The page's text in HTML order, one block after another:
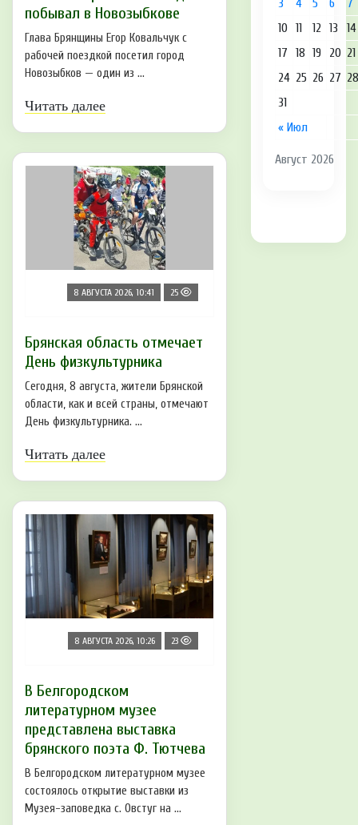
побывал в Новозыбкове
Глава Брянщины Егор Ковальчук с
рабочей поездкой посетил город
Новозыбков — один из ...
Читать далее
8 АВГУСТА 2026, 10:41 25
Брянская область отмечает
День физкультурника
Сегодня, 8 августа, жители Брянской
области, как и всей страны, отмечают
День физкультурника. ...
Читать далее
8 АВГУСТА 2026, 10:26 23
В Белгородском
литературном музее
представлена выставка
брянского поэта Ф. Тютчева
В Белгородском литературном музее
состоялось открытие выставки из
Музея-заповедка с. Овстуг на ...
Август 2026
« Июл
10 11 12 13
14
17
18 19 20 21
24 25 26 27 28
31